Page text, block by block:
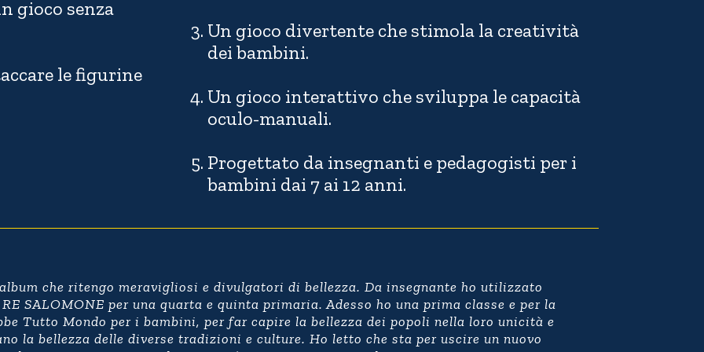
gioco senza
le figurine
Un gioco divertente che stimola la creatività
dei bambini.
Un gioco interattivo che sviluppa le capacità
oculo-manuali.
Progettato da insegnanti e pedagogisti per i
bambini dai 7 ai 12 anni.
che ritengo meravigliosi e divulgatori di bellezza. Da insegnante ho utilizzato
SALOMONE per una quarta e quinta primaria. Adesso ho una prima classe e per la
Tutto Mondo per i bambini, per far capire la bellezza dei popoli nella loro unicità e
la bellezza delle diverse tradizioni e culture. Ho letto che sta per uscire un nuovo